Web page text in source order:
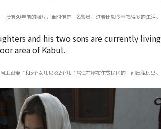
张他30年前的照片，当时他是一名警员，过着比如今幸福得多的生活。
里跟妻子和5个女儿以及2个儿子居住在喀布尔贫民区的一间出租房里。